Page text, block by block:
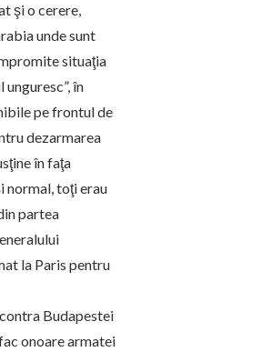
şi o cerere,
unde sunt
situaţia
în
pe frontul de
dezarmarea
în faţa
normal, toţi erau
partea
la Paris pentru
Budapestei
onoare armatei